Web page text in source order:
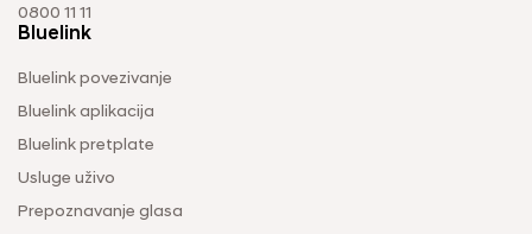
0800 11 11
Bluelink
Bluelink povezivanje
Bluelink aplikacija
Bluelink pretplate
Usluge uživo
Prepoznavanje glasa